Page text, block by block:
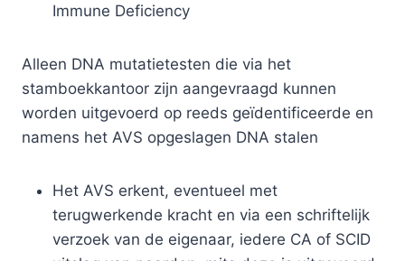
Immune Deficiency
Alleen DNA mutatietesten die via het
stamboekkantoor zijn aangevraagd kunnen
worden uitgevoerd op reeds geïdentificeerde en
namens het AVS opgeslagen DNA stalen
Het AVS erkent, eventueel met
terugwerkende kracht en via een schriftelijk
verzoek van de eigenaar, iedere CA of SCID